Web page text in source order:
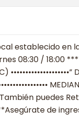
establecido
08:30 / 18:00
***También
de